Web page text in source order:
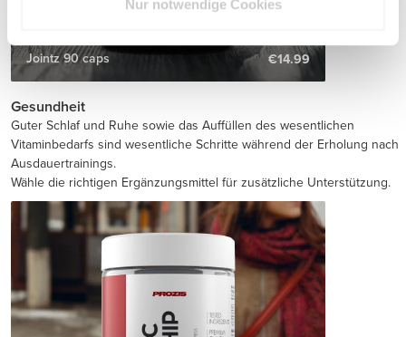
Nur notwendige Cookies
Jointz 90 caps €14.99
Gesundheit
Guter Schlaf und Ruhe sowie das Auffüllen des wesentlichen
Vitaminbedarfs sind wesentliche Schritte während der Erholung nach
Ausdauertrainings.
Wähle die richtigen Ergänzungsmittel für zusätzliche Unterstützung.